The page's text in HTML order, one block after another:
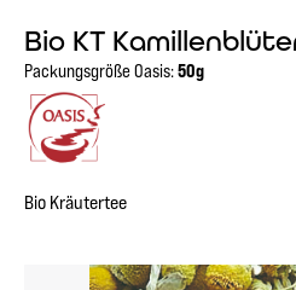
Bio KT
Packungsgröße Oasis:50g
Bio Kräutertee
Bildergalerie überspringen